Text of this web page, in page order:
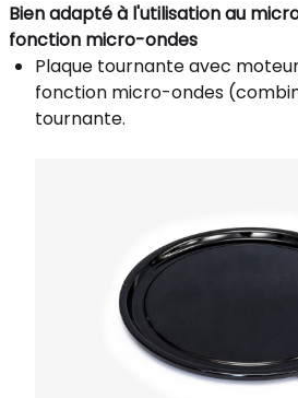
Bien adapté à l'utilisation au
fonction micro-ondes
Plaque tournante avec
fonction micro-ondes
tournante.